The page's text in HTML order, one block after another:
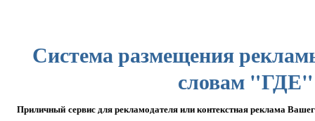
Система размещения
словам "ГДЕ"
Приличный сервис для рекламодателя или контекстная реклама